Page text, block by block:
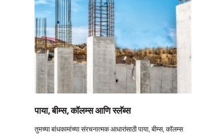
पाया, बीम्स, कॉलम्स आणि स्लॅब्स
तुमच्या बांधकामांच्या संरचनात्मक आधारांसाठी पाया, बीम्स, कॉलम्स